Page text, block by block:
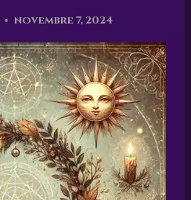
novembre 7, 2024